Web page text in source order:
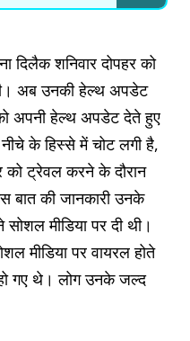
दिलैक शनिवार दोपहर को
अब उनकी हेल्थ अपडेट
अपनी हेल्थ अपडेट देते हुए
के हिस्से में चोट लगी है,
को ट्रेवल करने के दौरान
बात की जानकारी उनके
मीडिया पर दी थी।
मीडिया पर वायरल होते
गए थे। लोग उनके जल्द